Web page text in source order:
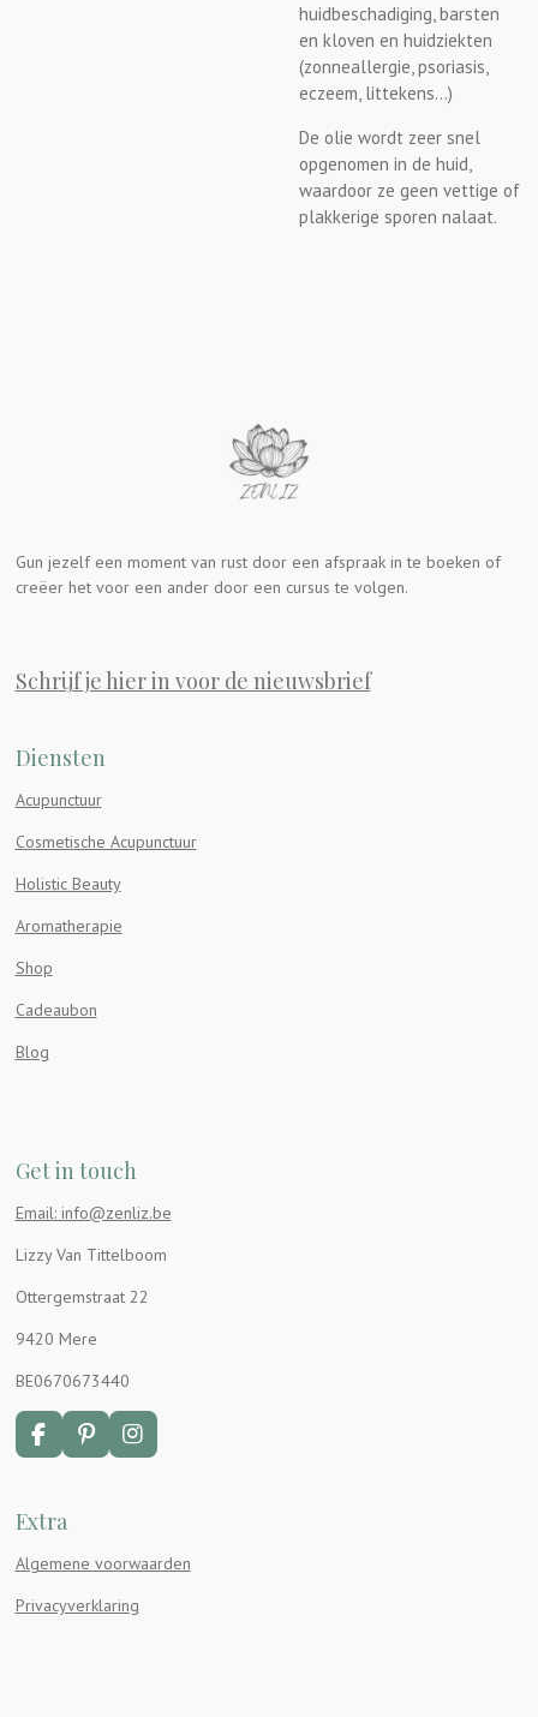
huidbeschadiging, barsten
en kloven en huidziekten
(zonneallergie, psoriasis,
eczeem, littekens…)
De olie wordt zeer snel
opgenomen in de huid,
waardoor ze geen vettige of
plakkerige sporen nalaat.
Gun jezelf een moment van rust door een afspraak in te boeken of
creëer het voor een ander door een cursus te volgen.
Schrijf je hier in voor de nieuwsbrief
Diensten
Acupunctuur
Cosmetische Acupunctuur
Holistic Beauty
Aromatherapie
Shop
Cadeaubon
Blog
Get in touch
Email: info@zenliz.be
Lizzy Van Tittelboom
Ottergemstraat 22
9420 Mere
BE0670673440
F
a
b
o
P
i
e
s
t
I
n
r
m
Extra
Algemene voorwaarden
Privacyverklaring